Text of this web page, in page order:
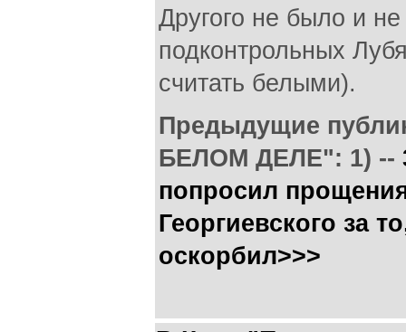
Другого не было и не
подконтрольных
считать белыми).
Предыдущие
БЕЛОМ ДЕЛЕ": 1) --
попросил
Георгиевского за
оскорбил>>>